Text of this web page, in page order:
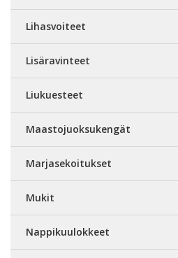
Lihasvoiteet
Lisäravinteet
Liukuesteet
Maastojuoksukengät
Marjasekoitukset
Mukit
Nappikuulokkeet